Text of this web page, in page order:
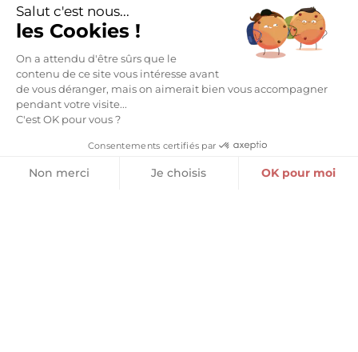
OEUFS DE MOUETTES AU
PRALINÉ
15,20€
ASSORTIMENT 5 PARFUMS
15,20€
Ajouter au panier
Salut c'est nous...
les Cookies !
On a attendu d'être sûrs que le
contenu de ce site vous intéresse avant
de vous déranger, mais on aimerait bien vous accompagner
pendant votre visite...
C'est OK pour vous ?
Consentements certifiés par
Non merci Je choisis OK pour moi